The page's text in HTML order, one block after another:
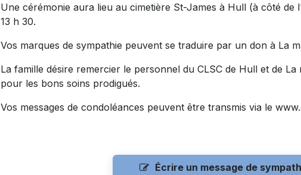
Une cérémonie aura lieu au cimetière St-James à Hull (à côté de
13 h 30.
Vos marques de sympathie peuvent se traduire par un don à La
La famille désire remercier le personnel du CLSC de Hull et de
pour les bons soins prodigués.
Vos messages de condoléances peuvent être transmis via le
Écrire un message de